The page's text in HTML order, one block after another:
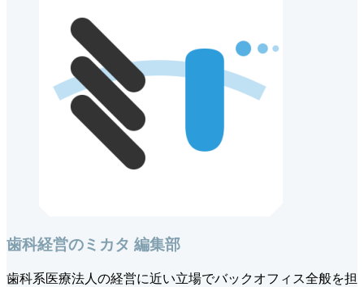
歯科経営のミカタ 編集部
歯科系医療法人の経営に近い立場でバックオフィス全般を担